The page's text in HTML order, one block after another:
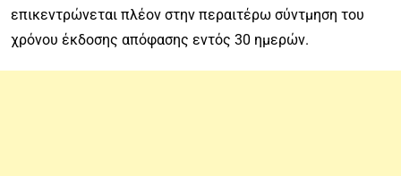
επικεντρώνεται πλέον στην περαιτέρω σύντμηση του
χρόνου έκδοσης απόφασης εντός 30 ημερών.